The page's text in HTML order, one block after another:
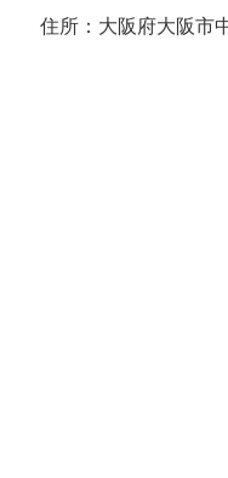
住所：大阪府大阪市